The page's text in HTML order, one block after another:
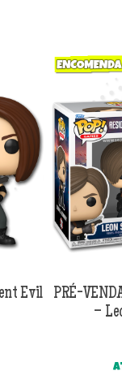
Evil
PRÉ-
–